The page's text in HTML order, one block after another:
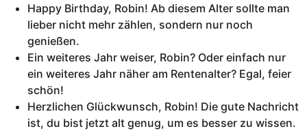
Happy Birthday, Robin! Ab diesem Alter sollte man
lieber nicht mehr zählen, sondern nur noch
genießen.
Ein weiteres Jahr weiser, Robin? Oder einfach nur
ein weiteres Jahr näher am Rentenalter? Egal, feier
schön!
Herzlichen Glückwunsch, Robin! Die gute Nachricht
ist, du bist jetzt alt genug, um es besser zu wissen.